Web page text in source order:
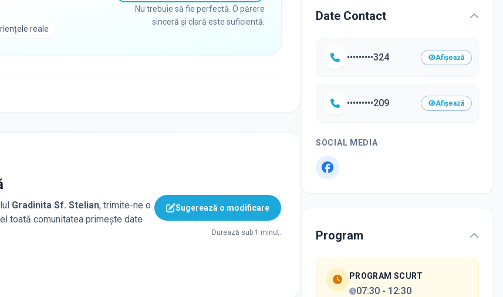
reale
Nu trebuie să fie perfectă. O părere
sinceră și clară este suficientă.
Gradinita Sf. Stelian, trimite-ne o
toată comunitatea primește date
Sugerează o modificare
Durează sub 1 minut.
Date Contact
•••••••••324 Afișează
•••••••••209 Afișează
SOCIAL MEDIA
Program
PROGRAM SCURT
07:30 - 12:30